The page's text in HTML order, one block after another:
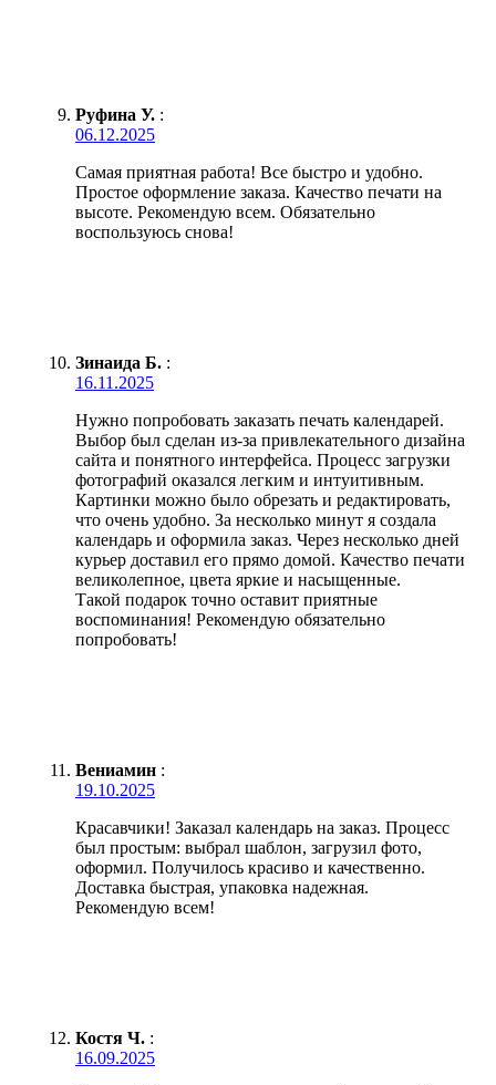
Руфина У. :
06.12.2025
Самая приятная работа! Все быстро и удобно.
Простое оформление заказа. Качество печати на
высоте. Рекомендую всем. Обязательно
воспользуюсь снова!
Зинаида Б. :
16.11.2025
Нужно попробовать заказать печать календарей.
Выбор был сделан из-за привлекательного дизайна
сайта и понятного интерфейса. Процесс загрузки
фотографий оказался легким и интуитивным.
Картинки можно было обрезать и редактировать,
что очень удобно. За несколько минут я создала
календарь и оформила заказ. Через несколько дней
курьер доставил его прямо домой. Качество печати
великолепное, цвета яркие и насыщенные.
Такой подарок точно оставит приятные
воспоминания! Рекомендую обязательно
попробовать!
Вениамин :
19.10.2025
Красавчики! Заказал календарь на заказ. Процесс
был простым: выбрал шаблон, загрузил фото,
оформил. Получилось красиво и качественно.
Доставка быстрая, упаковка надежная.
Рекомендую всем!
Костя Ч. :
16.09.2025